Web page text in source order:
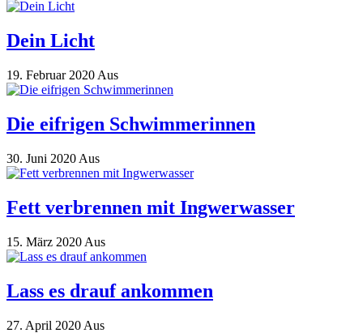
Dein Licht
19. Februar 2020 Aus
Die eifrigen Schwimmerinnen
30. Juni 2020 Aus
Fett verbrennen mit Ingwerwasser
15. März 2020 Aus
Lass es drauf ankommen
27. April 2020 Aus